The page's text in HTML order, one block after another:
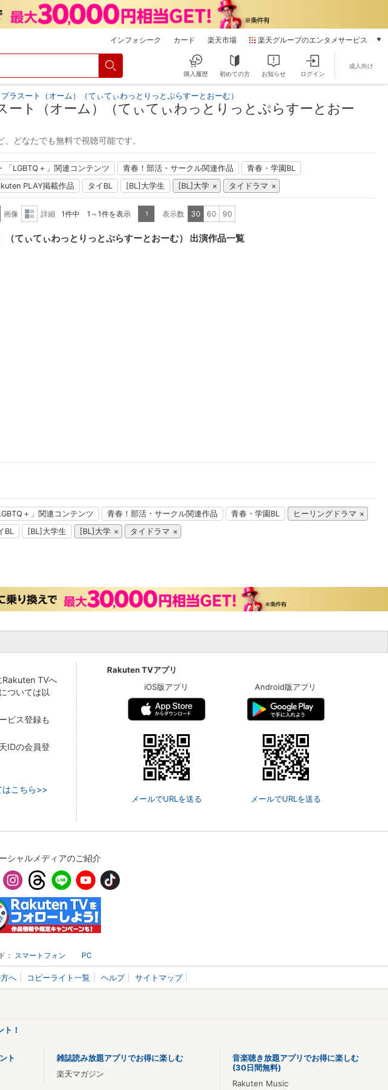
インフォシーク カード 楽天市場 楽天グループのエンタメサービス
本/ゲーム/CD/DVD
電子書籍
音楽配信
動画配信
購入履歴 初めての方 お知らせ ログイン
成人向け
ラスート（オーム）（てぃてぃわっとりっとぷらすーとおーむ）
ート（オーム）（てぃてぃわっとりっとぷらすーとおー
どなたでも無料で視聴可能です。
「LGBTQ＋」関連コンテンツ 青春！部活・サークル関連作品
青春・学園BL
PLAY掲載作品 タイBL [BL]大学生 [BL]大学 タイドラマ
画像
表示
詳細 1件中 1～1件を表示 1 表示数 30 60 90
てぃてぃわっとりっとぷらすーとおーむ） 出演作品一覧
＋」関連コンテンツ 青春！部活・サークル関連作品 青春・学園BL
ヒーリングドラマ
BL [BL]大学生 [BL]大学 タイドラマ
Rakuten TVへ
ついては以
ビス登録も
IDの会員登
はこちら>>
Rakuten TVアプリ
iOS版アプリ
メールでURLを送る
Android版アプリ
メールでURLを送る
シャルメディアのご紹介
： スマートフォン PC
へ コピーライト一覧 ヘルプ サイトマップ
！
ト
雑誌読み放題アプリでお得に楽しむ
楽天マガジン
音楽聴き放題アプリでお得に楽しむ
(30日間無料)
Rakuten Music